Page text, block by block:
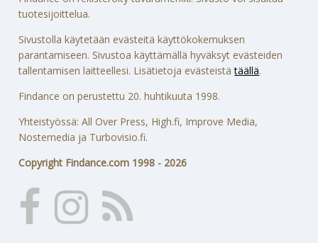
tuotesijoittelua.
Sivustolla käytetään evästeitä käyttökokemuksen
parantamiseen. Sivustoa käyttämällä hyväksyt evästeiden
tallentamisen laitteellesi. Lisätietoja evästeistätäällä.
Findance on perustettu 20. huhtikuuta 1998.
Yhteistyössä: All Over Press, High.fi, Improve Media,
Nostemedia ja Turbovisio.fi.
Copyright Findance.com 1998 - 2026